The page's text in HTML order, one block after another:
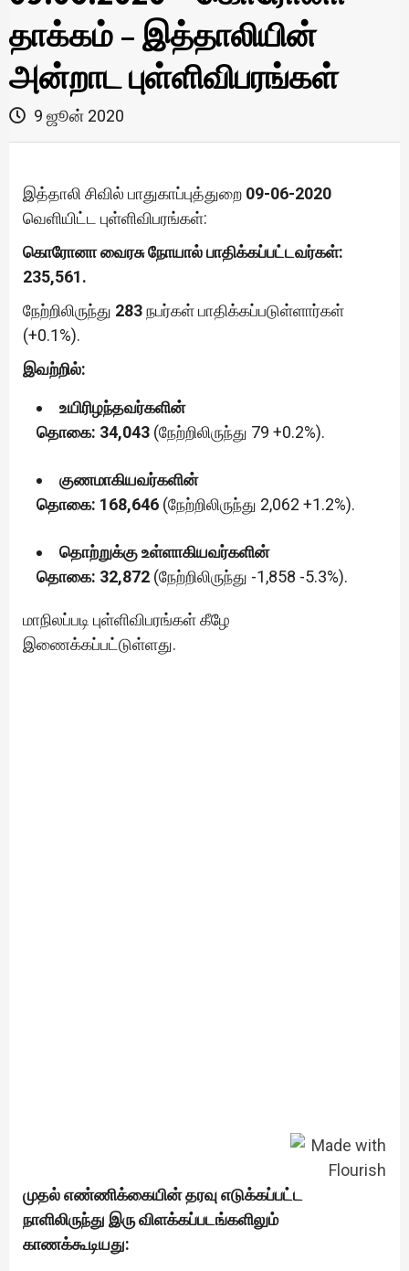
தாக்கம் – இத்தாலியின்
அன்றாட புள்ளிவிபரங்கள்
9 ஜூன் 2020
இத்தாலி சிவில் பாதுகாப்புத்துறை 09-06-2020
வெளியிட்ட புள்ளிவிபரங்கள்:
கொரோனா வைரசு நோயால் பாதிக்கப்பட்டவர்கள்:
235,561.
நேற்றிலிருந்து 283நபர்கள் பாதிக்கப்படுள்ளார்கள்
(+0.1%).
இவற்றில்:
உயிரிழந்தவர்களின்
தொகை: 34,043 (நேற்றிலிருந்து 79 +0.2%).
குணமாகியவர்களின்
தொகை: 168,646 (நேற்றிலிருந்து 2,062 +1.2%).
தொற்றுக்கு உள்ளாகியவர்களின்
தொகை: 32,872 (நேற்றிலிருந்து -1,858 -5.3%).
மாநிலப்படி புள்ளிவிபரங்கள் கீழே
இணைக்கப்பட்டுள்ளது.
முதல் எண்ணிக்கையின் தரவு எடுக்கப்பட்ட
நாளிலிருந்து இரு விளக்கப்படங்களிலும்
காணக்கூடியது: